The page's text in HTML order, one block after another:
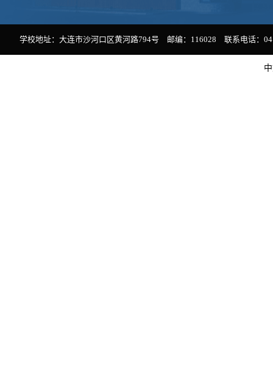
学校地址：大连市沙河口区黄河路794号 邮编：116028 联系电话：